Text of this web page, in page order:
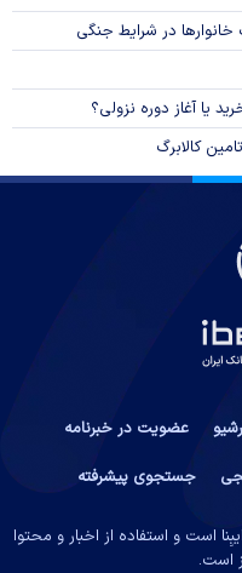
در شرایط جنگی
عضویت در خبرنامه
جستجوی پیشرفته
است و استفاده از اخبار و محتوا
است.